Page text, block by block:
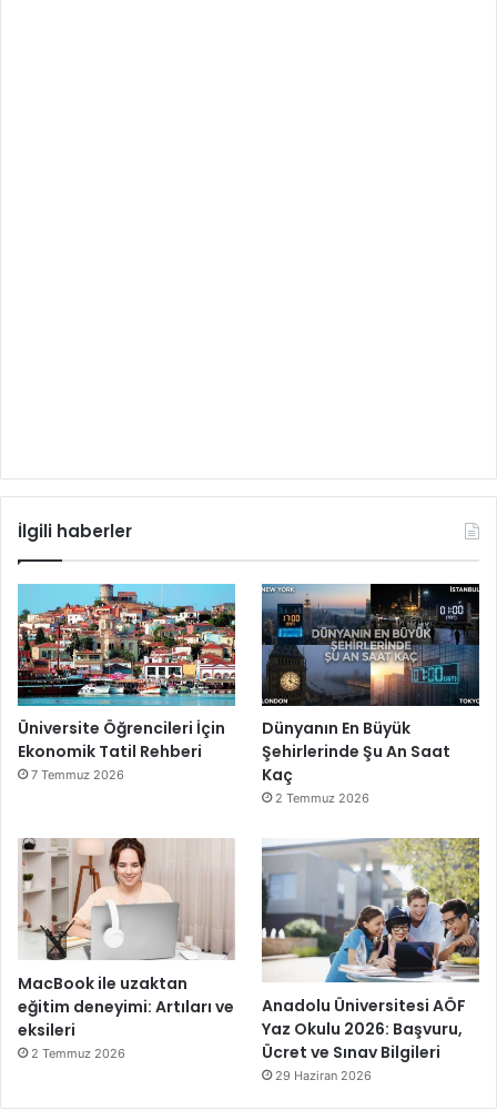
İlgili haberler
Üniversite Öğrencileri İçin
Ekonomik Tatil Rehberi
7 Temmuz 2026
Dünyanın En Büyük
Şehirlerinde Şu An Saat
Kaç
2 Temmuz 2026
MacBook ile uzaktan
eğitim deneyimi: Artıları ve
eksileri
2 Temmuz 2026
Anadolu Üniversitesi AÖF
Yaz Okulu 2026: Başvuru,
Ücret ve Sınav Bilgileri
29 Haziran 2026